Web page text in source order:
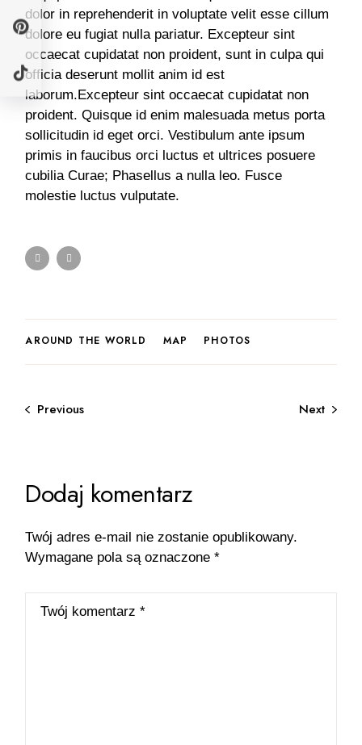
dolor in reprehenderit in voluptate velit esse cillum
dolore eu fugiat nulla pariatur. Excepteur sint
occaecat cupidatat non proident, sunt in culpa qui
officia deserunt mollit anim id est
laborum.Excepteur sint occaecat cupidatat non
proident. Quisque id enim malesuada metus porta
sollicitudin id eget orci. Vestibulum ante ipsum
primis in faucibus orci luctus et ultrices posuere
cubilia Curae; Phasellus a nulla leo. Fusce
molestie luctus vulputate.
AROUND THE WORLD MAP PHOTOS
Previous Next
Dodaj komentarz
Twój adres e-mail nie zostanie opublikowany.
Wymagane pola są oznaczone*